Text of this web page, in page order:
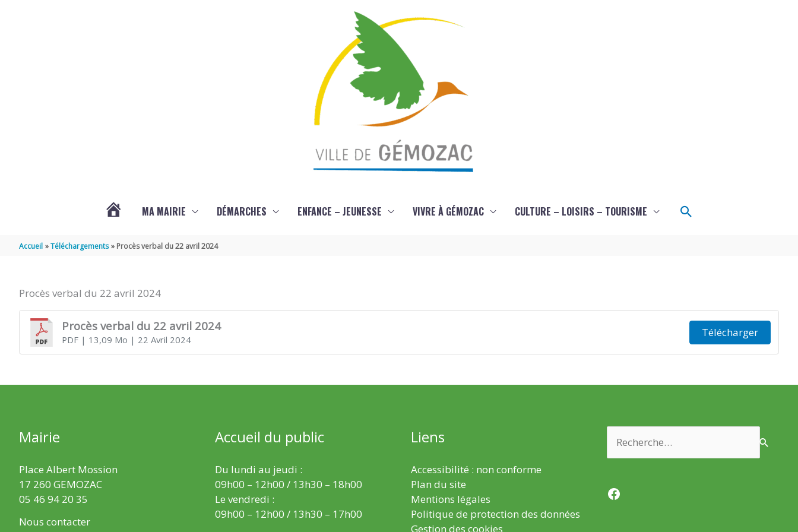
MA MAIRIE DÉMARCHES ENFANCE – JEUNESSE VIVRE À GÉMOZAC CULTURE – LOISIRS – TOURISME Rechercher
Accueil Téléchargements Procès verbal du 22 avril 2024
Procès verbal du 22 avril 2024
Procès verbal du 22 avril 2024
PDF| 13,09 Mo | 22 Avril 2024
Télécharger
Mairie
Place Albert Mossion
17 260 GEMOZAC
05 46 94 20 35
Nous contacter
Accueil du public
Du lundi au jeudi :
09h00 – 12h00 / 13h30 – 18h00
Le vendredi :
09h00 – 12h00 / 13h30 – 17h00
Liens
Accessibilité : non conforme
Plan du site
Mentions légales
Politique de protection des données
Gestion des cookies
Facebook